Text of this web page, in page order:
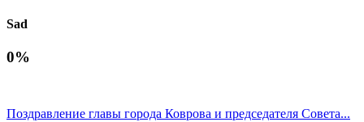
Sad
0%
Поздравление главы города Коврова и председателя Совета...